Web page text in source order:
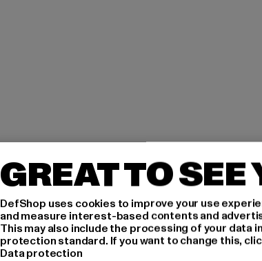
GREAT TO SEE
DefShop uses cookies to improve your use
and measure interest-based contents and
This may also include the processing of your data
protection standard. If you want to change this,
Data protection